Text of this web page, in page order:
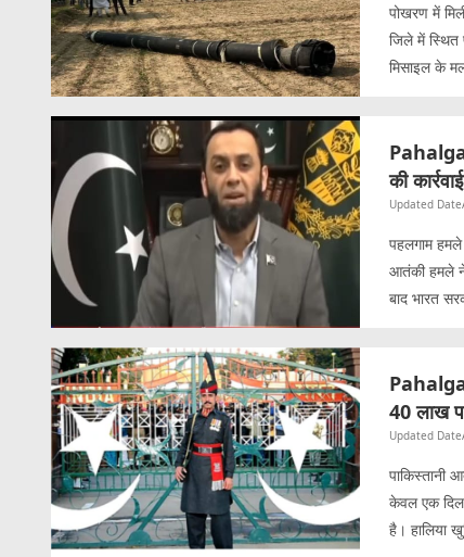
पोखरण में
जिले में स्थित
मिसाइल के
की
Updated Date
पहलगाम
आतंकी हमले ने
बाद भारत
40 लाख
Updated Date
पाकिस्तानी
केवल एक दिल
है। हालिया